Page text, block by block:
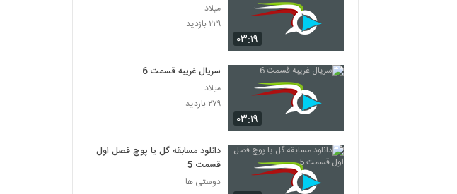
۰۳:۱۹
میلاد
۲۲۹ بازدید
۰۳:۱۹
سریال غریبه قسمت 6
میلاد
۲۷۹ بازدید
دانلود مسابقه گل یا پوچ فصل اول
قسمت 5
دوستی ها